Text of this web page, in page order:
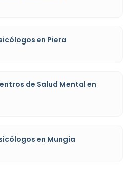
en Piera
de Salud Mental en
en Mungia